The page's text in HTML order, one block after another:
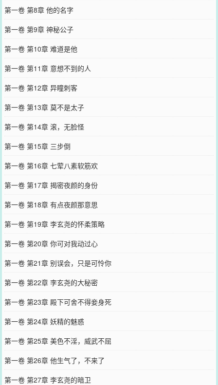
第一卷 第8章 他的名字
第一卷 第9章 神秘公子
第一卷 第10章 难道是他
第一卷 第11章 意想不到的人
第一卷 第12章 异瞳刺客
第一卷 第13章 莫不是太子
第一卷 第14章 滚，无脸怪
第一卷 第15章 三步倒
第一卷 第16章 七荤八素软筋欢
第一卷 第17章 揭密夜颜的身份
第一卷 第18章 有点夜颜那意思
第一卷 第19章 李玄尧的怀柔策略
第一卷 第20章 你可对我动过心
第一卷 第21章 别误会，只是可怜你
第一卷 第22章 李玄尧的大秘密
第一卷 第23章 殿下可舍不得妾身死
第一卷 第24章 妖精的魅惑
第一卷 第25章 美色不淫，威武不屈
第一卷 第26章 他生气了，不来了
第一卷 第27章 李玄尧的暗卫